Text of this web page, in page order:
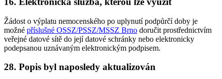
Žádost o výplatu nemocenského po uplynutí podpůrčí doby je
možné příslušné OSSZ/PSSZ/MSSZ Brno doručit prostřednictvím
veřejné datové sítě do její datové schránky nebo elektronicky
podepsanou uznávaným elektronickým podpisem.
28. Popis byl naposledy aktualizován